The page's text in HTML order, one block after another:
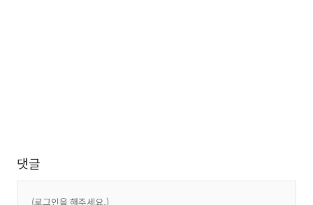
댓글